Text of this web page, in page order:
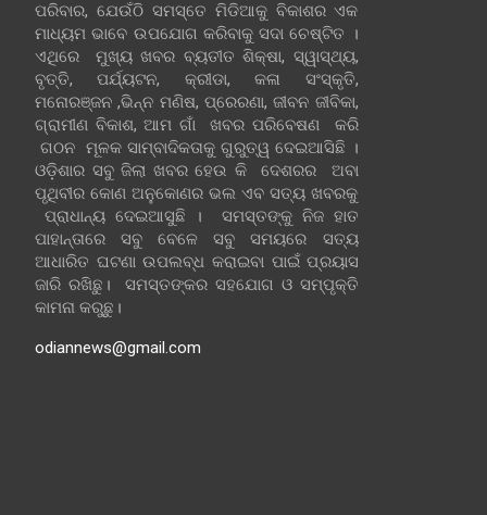
ପରିବାର, ଯେଉଁଠି ସମସ୍ତେ ମିଡିଆକୁ ବିକାଶର ଏକ
ମାଧ୍ୟମ ଭାବେ ଉପଯୋଗ କରିବାକୁ ସଦା ଚେଷ୍ଟିତ ।
ଏଥିରେ ମୁଖ୍ୟ ଖବର ବ୍ୟତୀତ ଶିକ୍ଷା, ସ୍ୱାସ୍ଥ୍ୟ,
ବୃତ୍ତି, ପର୍ଯ୍ୟଟନ, କ୍ରୀଡା, କଳା ସଂସ୍କୃତି,
ମନୋରଞ୍ଜନ ,ଭିନ୍ନ ମଣିଷ, ପ୍ରେରଣା, ଜୀବନ ଜୀବିକା,
ଗ୍ରାମୀଣ ବିକାଶ, ଆମ ଗାଁ ଖବର ପରିବେଷଣ କରି
ଗଠନ ମୂଳକ ସାମ୍ବାଦିକତାକୁ ଗୁରୁତ୍ୱ ଦେଇଆସିଛି ।
ଓଡ଼ିଶାର ସବୁ ଜିଲା ଖବର ହେଉ କି ଦେଶରର ଅବା
ପୃଥିବୀର କୋଣ ଅନୁକୋଣର ଭଲ ଏବ ସତ୍ୟ ଖବରକୁ
ପ୍ରାଧାନ୍ୟ ଦେଇଆସୁଛି । ସମସ୍ତଙ୍କୁ ନିଜ ହାତ
ପାହାନ୍ତାରେ ସବୁ ବେଳେ ସବୁ ସମୟରେ ସତ୍ୟ
ଆଧାରିତ ଘଟଣା ଉପଲବ୍ଧ କରାଇବା ପାଇଁ ପ୍ରୟାସ
ଜାରି ରଖିଛୁ। ସମସ୍ତଙ୍କର ସହଯୋଗ ଓ ସମ୍ପୃକ୍ତି
କାମନା କରୁଛୁ।
odiannews@gmail.com